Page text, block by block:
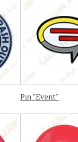
Pin "Event"